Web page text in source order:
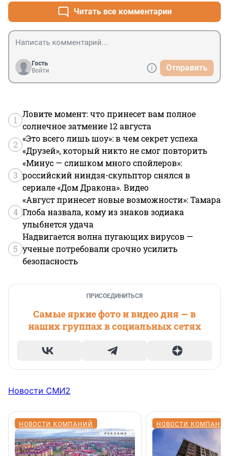
Читать все комментарии
Гость
Войти
Отправить
1
Ловите момент: что принесет вам полное
солнечное затмение 12 августа
2
«Это всего лишь шоу»: в чем секрет успеха
«Друзей», который никто не смог повторить
3
«Минус — слишком много спойлеров»:
российский ниндзя-скульптор снялся в
сериале «Дом Дракона». Видео
4
«Август принесет новые возможности»: Тамара
Глоба назвала, кому из знаков зодиака
улыбнется удача
5
Надвигается волна пугающих вирусов —
ученые потребовали срочно усилить
безопасность
ПРИСОЕДИНИТЬСЯ
Самые яркие фото и видео дня — в
наших группах в социальных сетях
Новости СМИ2
НОВОСТИ КОМПАНИЙ НОВОСТИ